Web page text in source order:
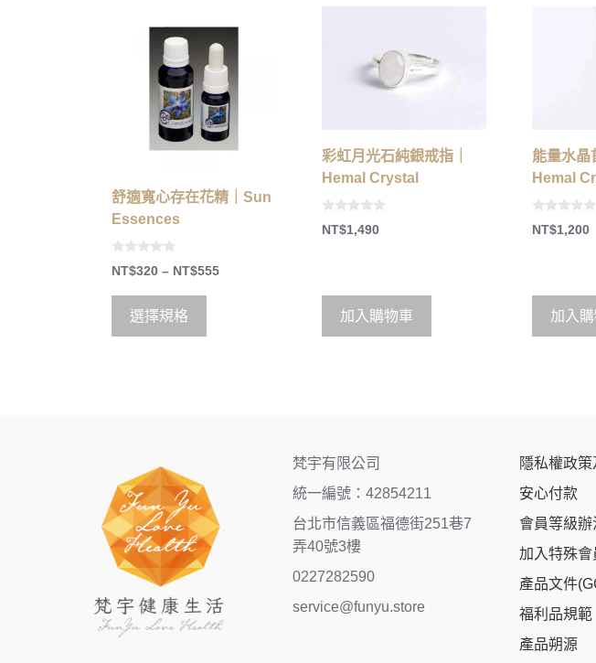
舒適寬心存在花精｜Sun
Essences
0
o
t
5
NT$320 – NT$555
選擇規格
彩虹月光石純銀戒指｜
Hemal Crystal
0
o
5
NT$1,490
加入購物車
能量水晶
Hemal
0
o
5
NT$1,200
加入
梵宇有限公司
統一編號：42854211
台北市信義區福德街251巷7
弄40號3樓
0227282590
service@funyu.store
隱私權政
安心付款
會員等級辦
加入特殊會
產品文件
福利品規範
產品朔源